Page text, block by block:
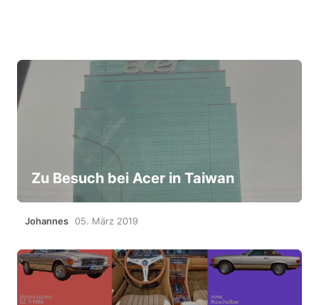
Zu Besuch bei Acer in Taiwan
Johannes 05. März 2019